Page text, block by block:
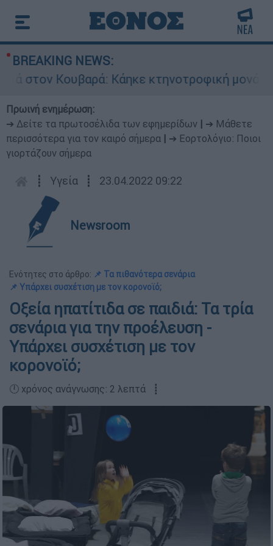
BREAKING NEWS:
Κουβαρά: Κάηκε κτηνοτροφική μονάδα -
Πρωινή ενημέρωση:
➔ Δείτε τα πρωτοσέλιδα των εφημερίδων
➔ Μάθετε
περισσότερα για τον καιρό σήμερα
➔ Εορτολόγιο: Ποιοι
γιορτάζουν σήμερα
┋ Υγεία ┋ 23.04.2022 09:22
Newsroom
Ενότητες στο άρθρο: 📌 Τα πιθανότερα σενάρια
📌 Υπάρχει συσχέτιση με τον κορονοϊό;
Οξεία ηπατίτιδα σε παιδιά: Τα τρία
σενάρια για την προέλευση -
Υπάρχει συσχέτιση με τον
κορονοϊό;
🕛 χρόνος ανάγνωσης: 2 λεπτά ┋